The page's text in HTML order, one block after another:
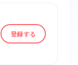
登録する